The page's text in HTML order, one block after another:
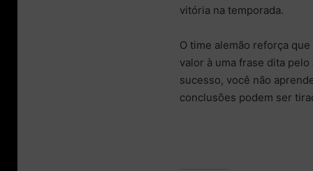
vitória na temporada.
O time alemão reforça
valor à uma frase dita
sucesso, você não
conclusões podem ser